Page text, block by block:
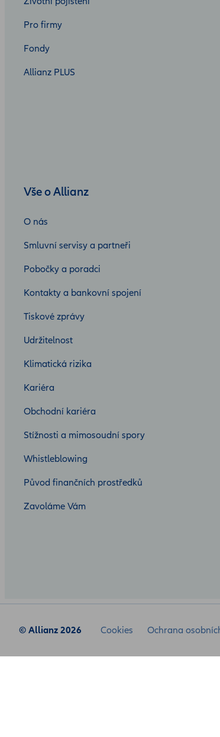
Pro firmy
Fondy
Allianz PLUS
Vše o Allianz
O nás
Smluvní servisy a partneři
Pobočky a poradci
Kontakty a bankovní spojení
Tiskové zprávy
Udržitelnost
Klimatická rizika
Kariéra
Obchodní kariéra
Stížnosti a mimosoudní spory
Whistleblowing
Původ finančních prostředků
Zavoláme Vám
Cookies Ochrana
© Allianz 2026